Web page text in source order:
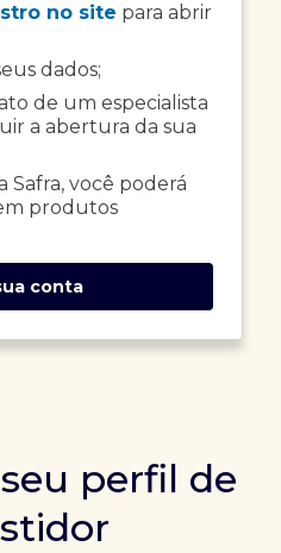
no site para abrir
dados;
de um especialista
a abertura da sua
Safra, você poderá
produtos
conta
perfil de